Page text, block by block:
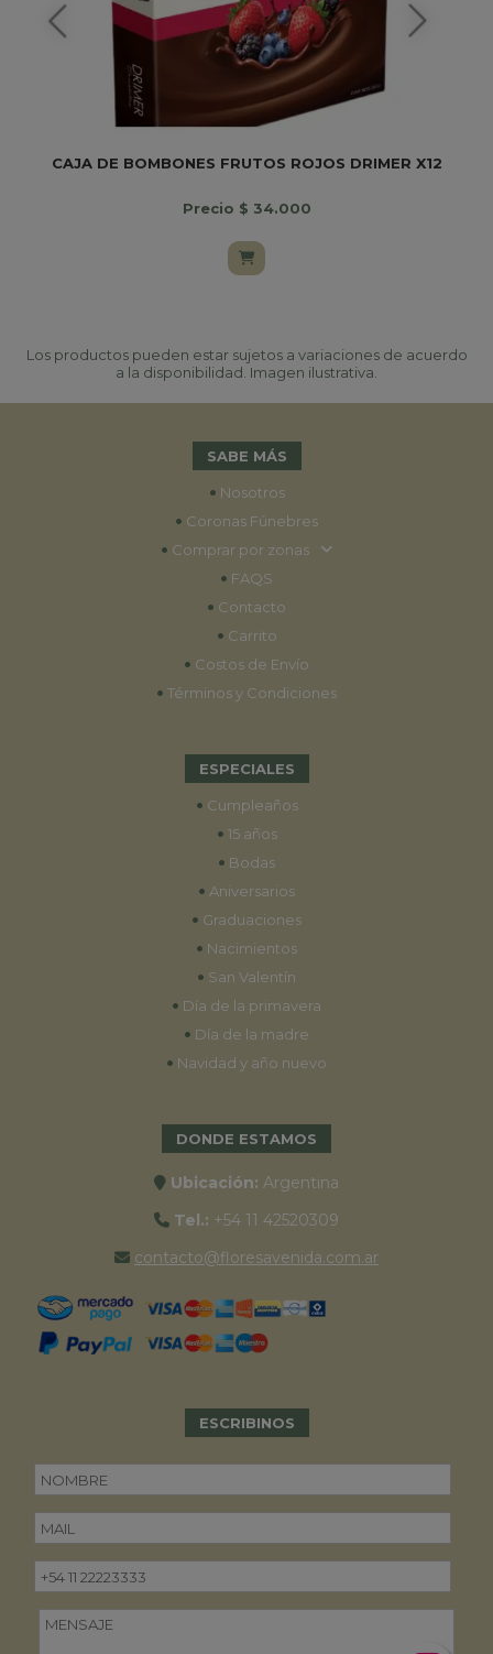
CAJA DE BOMBONES FRUTOS ROJOS DRIMER X12
Precio $ 34.000
Los productos pueden estar sujetos a variaciones de acuerdo
a la disponibilidad. Imagen ilustrativa.
SABE MÁS
• Nosotros
• Coronas Fúnebres
• Comprar por zonas
• FAQS
• Contacto
• Carrito
• Costos de Envío
• Términos y Condiciones
ESPECIALES
• Cumpleaños
• 15 años
• Bodas
• Aniversarios
• Graduaciones
• Nacimientos
• San Valentín
• Día de la primavera
• Día de la madre
• Navidad y año nuevo
DONDE ESTAMOS
Ubicación: Argentina
Tel.: +54 11 42520309
contacto@floresavenida.com.ar
ESCRIBINOS